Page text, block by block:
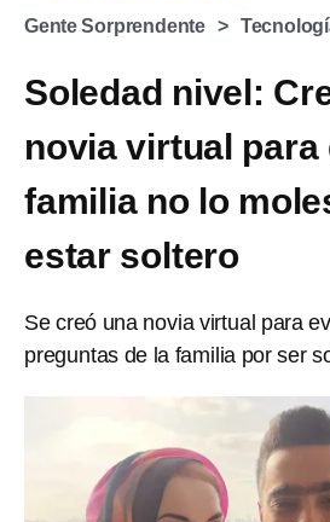
Gente Sorprendente
Soledad nivel:
novia virtual para
familia no lo
estar soltero
Se creó una novia virtual para
preguntas de la familia por ser